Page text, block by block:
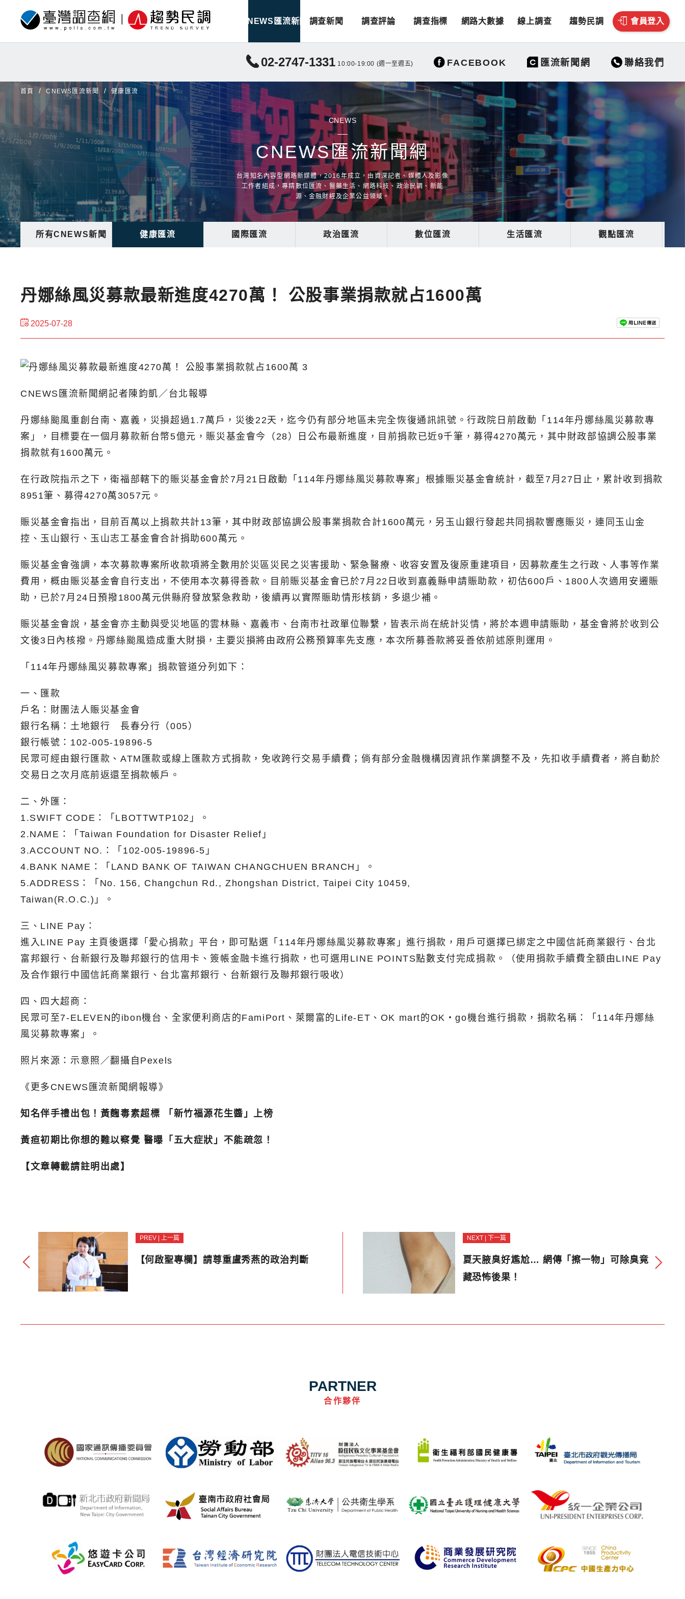
CNEWS匯流新聞 調查新聞 調查評論 調查指標 網路大數據 線上調查 趨勢民調 會員登入
02-2747-1331 10:00-19:00 (週一至週五) FACEBOOK 匯流新聞網 聯絡我們
首頁 CNEWS匯流新聞 健康匯流
CNEWS
CNEWS匯流新聞網
台灣知名內容型網路新媒體，2016年成立，由資深記者、媒體人及影像
工作者組成，專精數位匯流、醫藥生活、網路科技、政治民調、新能
源、金融財經及企業公益領域。
所有CNEWS新聞 健康匯流 國際匯流 政治匯流 數位匯流 生活匯流 觀點匯流
丹娜絲風災募款最新進度4270萬！ 公股事業捐款就占1600萬
2025-07-28
CNEWS匯流新聞網記者陳鈞凱／台北報導
丹娜絲颱風重創台南、嘉義，災損超過1.7萬戶，災後22天，迄今仍有部分地區未完全恢復通訊訊號。行政院日前啟動「114年丹娜絲風災募款專
案」，目標要在一個月募款新台幣5億元，賑災基金會今（28）日公布最新進度，目前捐款已近9千筆，募得4270萬元，其中財政部協調公股事業
捐款就有1600萬元。
在行政院指示之下，衛福部轄下的賑災基金會於7月21日啟動「114年丹娜絲風災募款專案」根據賑災基金會統計，截至7月27日止，累計收到捐款
8951筆、募得4270萬3057元。
賑災基金會指出，目前百萬以上捐款共計13筆，其中財政部協調公股事業捐款合計1600萬元，另玉山銀行發起共同捐款響應賑災，連同玉山金
控、玉山銀行、玉山志工基金會合計捐助600萬元。
賑災基金會強調，本次募款專案所收款項將全數用於災區災民之災害援助、緊急醫療、收容安置及復原重建項目，因募款產生之行政、人事等作業
費用，概由賑災基金會自行支出，不使用本次募得善款。目前賑災基金會已於7月22日收到嘉義縣申請賑助款，初估600戶、1800人次適用安遷賑
助，已於7月24日預撥1800萬元供縣府發放緊急救助，後續再以實際賑助情形核銷，多退少補。
賑災基金會說，基金會亦主動與受災地區的雲林縣、嘉義市、台南市社政單位聯繫，皆表示尚在統計災情，將於本週申請賑助，基金會將於收到公
文後3日內核撥。丹娜絲颱風造成重大財損，主要災損將由政府公務預算率先支應，本次所募善款將妥善依前述原則運用。
「114年丹娜絲風災募款專案」捐款管道分列如下：
一、匯款
戶名：財團法人賑災基金會
銀行名稱：土地銀行 長春分行（005）
銀行帳號：102-005-19896-5
民眾可經由銀行匯款、ATM匯款或線上匯款方式捐款，免收跨行交易手續費；倘有部分金融機構因資訊作業調整不及，先扣收手續費者，將自動於
交易日之次月底前返還至捐款帳戶。
二、外匯：
1.SWIFT CODE：「LBOTTWTP102」。
2.NAME：「Taiwan Foundation for Disaster Relief」
3.ACCOUNT NO.：「102-005-19896-5」
4.BANK NAME：「LAND BANK OF TAIWAN CHANGCHUEN BRANCH」。
5.ADDRESS：「No. 156, Changchun Rd., Zhongshan District, Taipei City 10459,
Taiwan(R.O.C.)」。
三、LINE Pay：
進入LINE Pay 主頁後選擇「愛心捐款」平台，即可點選「114年丹娜絲風災募款專案」進行捐款，用戶可選擇已綁定之中國信託商業銀行、台北
富邦銀行、台新銀行及聯邦銀行的信用卡、簽帳金融卡進行捐款，也可選用LINE POINTS點數支付完成捐款。（使用捐款手續費全額由LINE Pay
及合作銀行中國信託商業銀行、台北富邦銀行、台新銀行及聯邦銀行吸收）
四、四大超商：
民眾可至7-ELEVEN的ibon機台、全家便利商店的FamiPort、萊爾富的Life-ET、OK mart的OK‧go機台進行捐款，捐款名稱：「114年丹娜絲
風災募款專案」。
照片來源：示意照／翻攝自Pexels
《更多CNEWS匯流新聞網報導》
知名伴手禮出包！黃麴毒素超標 「新竹福源花生醬」上榜
黃疸初期比你想的難以察覺 醫曝「五大症狀」不能疏忽！
【文章轉載請註明出處】
PREV | 上一篇
【何啟聖專欄】請尊重盧秀燕的政治判斷
NEXT | 下一篇
夏天腋臭好尷尬… 網傳「擦一物」可除臭竟
藏恐怖後果！
PARTNER
合作夥伴